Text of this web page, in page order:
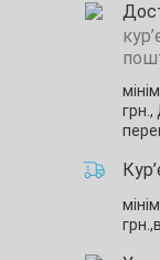
грн.,
грн.,